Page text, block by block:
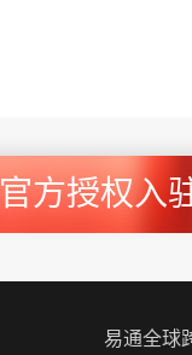
方授权入
易通全球